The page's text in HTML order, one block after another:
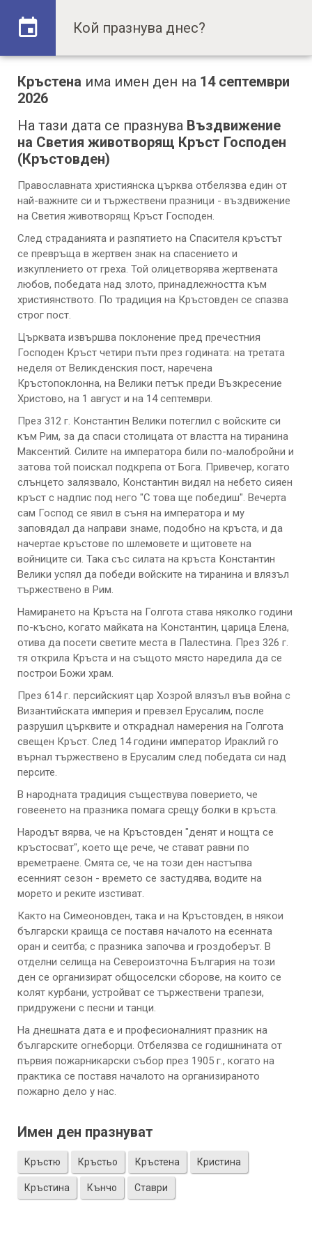
Кръстенa има имен ден на 14 септември
2026
На тази дата се празнува Въздвижение
на Светия животворящ Кръст Господен
(Кръстовден)
Православната християнска църква отбелязва един от
най-важните си и тържествени празници - въздвижение
на Светия животворящ Кръст Господен.
След страданията и разпятието на Спасителя кръстът
се превръща в жертвен знак на спасението и
изкуплението от греха. Той олицетворява жертвената
любов, победата над злото, принадлежността към
християнството. По традиция на Кръстовден се спазва
строг пост.
Църквата извършва поклонение пред пречестния
Господен Кръст четири пъти през годината: на третата
неделя от Великденския пост, наречена
Кръстопоклонна, на Велики петък преди Възкресение
Христово, на 1 август и на 14 септември.
През 312 г. Константин Велики потеглил с войските си
към Рим, за да спаси столицата от властта на тиранина
Максентий. Силите на императора били по-малобройни и
затова той поискал подкрепа от Бога. Привечер, когато
слънцето залязвало, Константин видял на небето сияен
кръст с надпис под него "С това ще победиш". Вечерта
сам Господ се явил в съня на императора и му
заповядал да направи знаме, подобно на кръста, и да
начертае кръстове по шлемовете и щитовете на
войниците си. Така със силата на кръста Константин
Велики успял да победи войските на тиранина и влязъл
тържествено в Рим.
Намирането на Кръста на Голгота става няколко години
по-късно, когато майката на Константин, царица Елена,
отива да посети светите места в Палестина. През 326 г.
тя открила Кръста и на същото място наредила да се
построи Божи храм.
През 614 г. персийският цар Хозрой влязъл във война с
Византийската империя и превзел Ерусалим, после
разрушил църквите и откраднал намерения на Голгота
свещен Кръст. След 14 години император Ираклий го
върнал тържествено в Ерусалим след победата си над
персите.
В народната традиция съществува поверието, че
говеенето на празника помага срещу болки в кръста.
Народът вярва, че на Кръстовден "денят и нощта се
кръстосват", което ще рече, че стават равни по
времетраене. Смята се, че на този ден настъпва
есенният сезон - времето се застудява, водите на
морето и реките изстиват.
Както на Симеоновден, така и на Кръстовден, в някои
български краища се поставя началото на есенната
оран и сеитба; с празника започва и гроздоберът. В
отделни селища на Североизточна България на този
ден се организират общоселски сборове, на които се
колят курбани, устройват се тържествени трапези,
придружени с песни и танци.
На днешната дата е и професионалният празник на
българските огнеборци. Отбелязва се годишнината от
първия пожарникарски събор през 1905 г., когато на
практика се поставя началото на организираното
пожарно дело у нас.
Имен ден празнуват
Кръстю Кръстьо Кръстенa Кристина
Кръстина Кънчо Ставри